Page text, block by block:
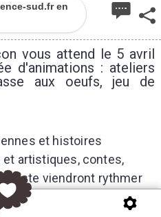
sud.fr en
vous attend le 5 avril
d'animations : ateliers
aux oeufs, jeu de
et histoires
artistiques, contes,
piste viendront rythmer
et rêverie se